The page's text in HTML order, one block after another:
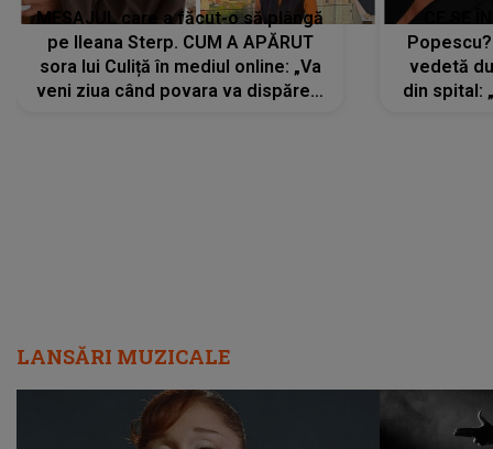
MESAJUL care a făcut-o să plângă
pe Ileana Sterp. CUM A APĂRUT
sora lui Culiță în mediul online: „Va
veni ziua când povara va dispărea,
vedetă
din spital:
LANSĂRI MUZICALE